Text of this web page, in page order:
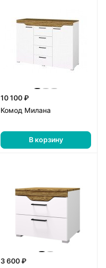
10 100 ₽
Комод Милана
В корзину
3 600 ₽